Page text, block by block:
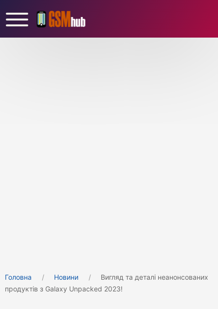
Головна Новини
Вигляд та деталі неанонсованих
продуктів з Galaxy Unpacked 2023!